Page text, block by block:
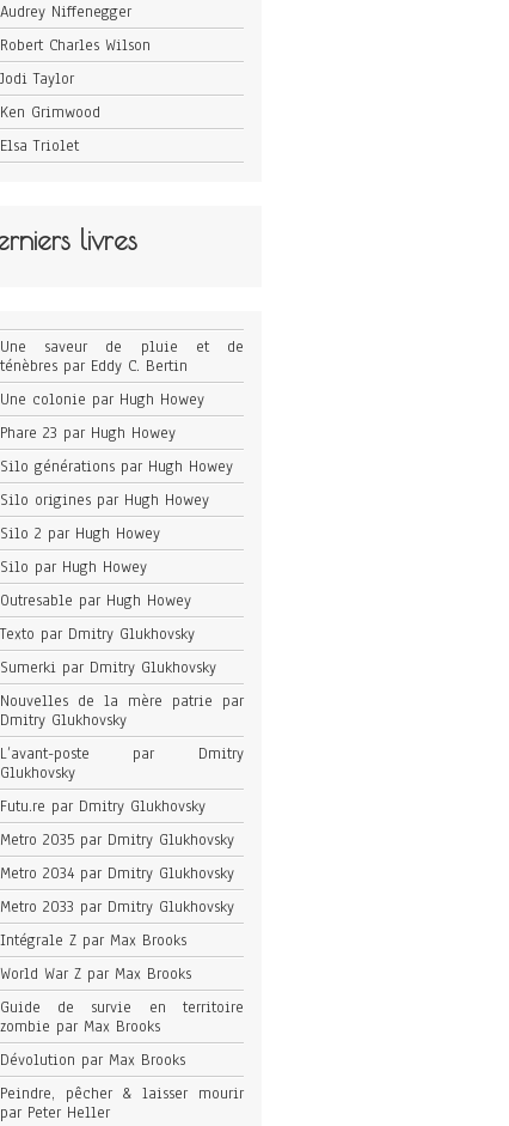
Audrey Niffenegger
Robert Charles Wilson
Jodi Taylor
Ken Grimwood
Elsa Triolet
livres
Une saveur de pluie et de
ténèbres par Eddy C. Bertin
Une colonie par Hugh Howey
Phare 23 par Hugh Howey
Silo générations par Hugh Howey
Silo origines par Hugh Howey
Silo 2 par Hugh Howey
Silo par Hugh Howey
Outresable par Hugh Howey
Texto par Dmitry Glukhovsky
Sumerki par Dmitry Glukhovsky
Nouvelles de la mère patrie par
Dmitry Glukhovsky
L’avant-poste par Dmitry
Glukhovsky
Futu.re par Dmitry Glukhovsky
Metro 2035 par Dmitry Glukhovsky
Metro 2034 par Dmitry Glukhovsky
Metro 2033 par Dmitry Glukhovsky
Intégrale Z par Max Brooks
World War Z par Max Brooks
Guide de survie en territoire
zombie par Max Brooks
Dévolution par Max Brooks
Peindre, pêcher & laisser mourir
par Peter Heller